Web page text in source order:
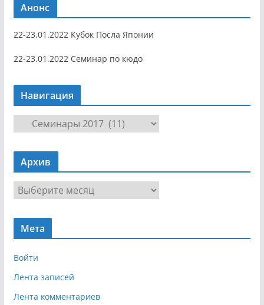
Анонс
22-23.01.2022 Кубок Посла Японии
22-23.01.2022 Семинар по кюдо
Навигация
а
в
г
я
Архив
р
х
Мета
Войти
Лента записей
Лента комментариев